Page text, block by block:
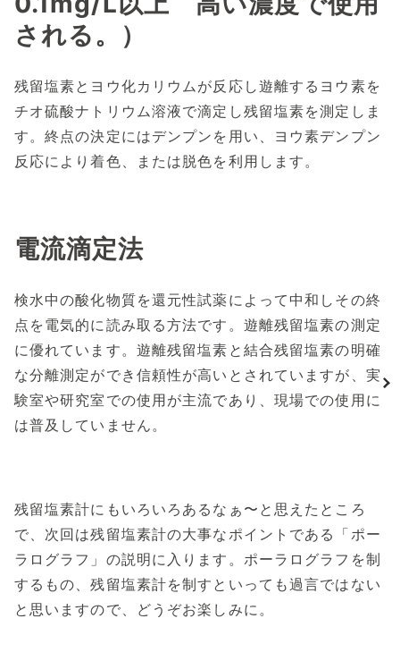
される。）
残留塩素とヨウ化カリウムが反応し遊離するヨウ素を
チオ硫酸ナトリウム溶液で滴定し残留塩素を測定しま
す。終点の決定にはデンプンを用い、ヨウ素デンプン
反応により着色、または脱色を利用します。
電流滴定法
検水中の酸化物質を還元性試薬によって中和しその終
点を電気的に読み取る方法です。遊離残留塩素の測定
に優れています。遊離残留塩素と結合残留塩素の明確
な分離測定ができ信頼性が高いとされていますが、実
験室や研究室での使用が主流であり、現場での使用に
は普及していません。
残留塩素計にもいろいろあるなぁ〜と思えたところ
で、次回は残留塩素計の大事なポイントである「ポー
ラログラフ」の説明に入ります。ポーラログラフを制
するもの、残留塩素計を制すといっても過言ではない
と思いますので、どうぞお楽しみに。